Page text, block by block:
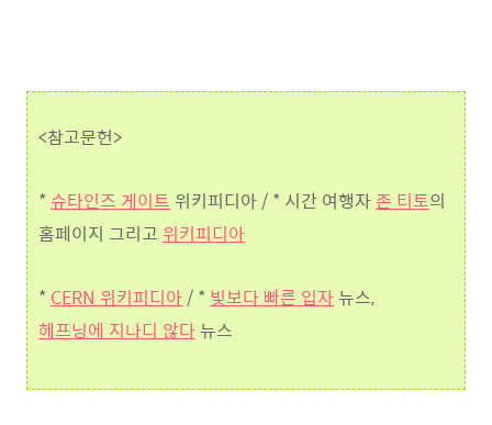
<참고문헌>
* 슈타인즈 게이트 위키피디아 / * 시간 여행자존 티토의
홈페이지 그리고 위키피디아
* CERN 위키피디아 / * 빛보다 빠른 입자뉴스,
헤프닝에 지나디 않다뉴스